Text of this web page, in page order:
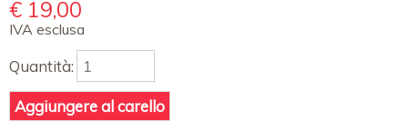
€ 19,00
IVA esclusa
Quantità: